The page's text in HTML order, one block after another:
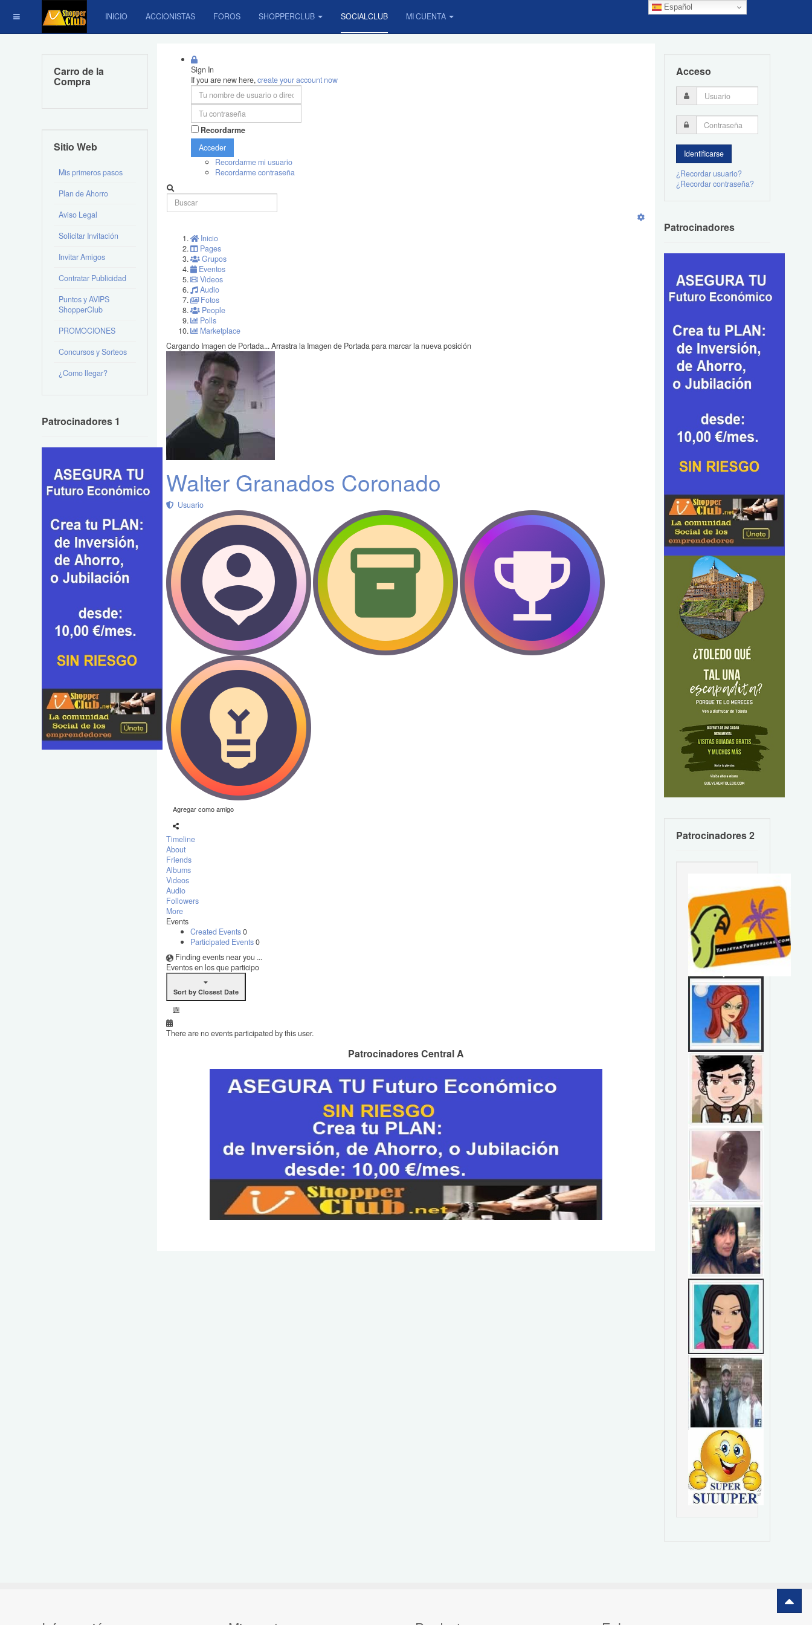
Español
INICIO ACCIONISTAS FOROS SHOPPERCLUB SOCIALCLUB MI CUENTA
Sign In
If you are new here,create your account now
Recordarme
Acceder
Recordarme mi usuario
Recordarme contraseña
Inicio
Pages
Grupos
Eventos
Videos
Audio
Fotos
People
Polls
Marketplace
Cargando Imagen de Portada...Arrastra la Imagen de Portada para marcar la nueva posición
Walter Granados Coronado
Usuario
Agregar como amigo
Timeline
About
Friends
Albums
Videos
Audio
Followers
More
Events
Created Events0
Participated Events0
Finding events near you ...
Eventos en los que participo
Sort by Closest Date
There are no events participated by this user.
Patrocinadores Central A
Carro de la
Compra
Sitio Web
Mis primeros pasos
Plan de Ahorro
Aviso Legal
Solicitar Invitación
Invitar Amigos
Contratar Publicidad
Puntos y AVIPS
ShopperClub
PROMOCIONES
Concursos y Sorteos
¿Como llegar?
Patrocinadores 1
Acceso
¿Recordar usuario?
¿Recordar contraseña?
Patrocinadores
Patrocinadores 2